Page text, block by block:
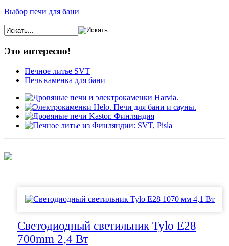
Выбор печи для бани
Это интересно!
Печное литье SVT
Печь каменка для бани
Светодиодный светильник Tylo E28
700mm 2,4 Вт